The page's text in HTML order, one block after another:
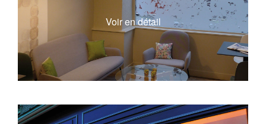
Voir en détail